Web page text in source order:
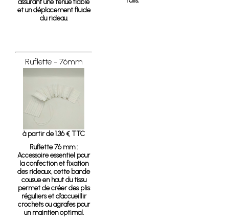
et un déplacement fluide
du rideau.
Ruflette - 76mm
à partir de 1.36 € TTC
Ruflette 76 mm :
Accessoire essentiel pour
la confection et fixation
des rideaux, cette bande
cousue en haut du tissu
permet de créer des plis
réguliers et d’accueillir
crochets ou agrafes pour
un maintien optimal.